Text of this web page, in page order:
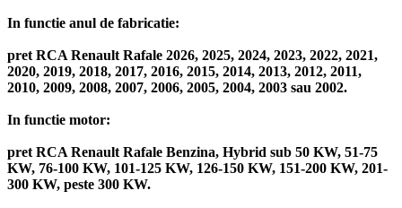
In functie anul de fabricatie:
pret RCA Renault Rafale 2026, 2025, 2024, 2023, 2022, 2021,
2020, 2019, 2018, 2017, 2016, 2015, 2014, 2013, 2012, 2011,
2010, 2009, 2008, 2007, 2006, 2005, 2004, 2003 sau 2002.
In functie motor:
pret RCA Renault Rafale Benzina, Hybrid sub 50 KW, 51-75
KW, 76-100 KW, 101-125 KW, 126-150 KW, 151-200 KW, 201-
300 KW, peste 300 KW.